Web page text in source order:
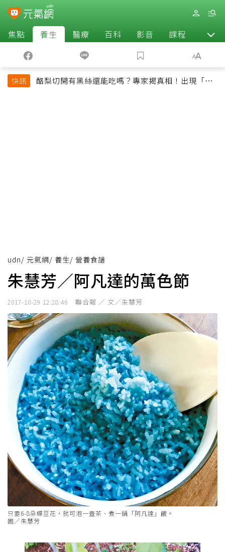
焦點 養生 醫療 百科 影音 課程 退休
快訊
酪梨切開有黑絲還能吃嗎？專家揭真相！出現「3情
udn/ 元氣網/ 養生/ 營養食譜
朱慧芳／阿凡達的萬色節
2017-10-29 12:28:46 聯合報 ／ 文／朱慧芳
只要6-8朵蝶豆花，就可泡一壺茶、煮一鍋「阿凡達」飯。
圖／朱慧芳